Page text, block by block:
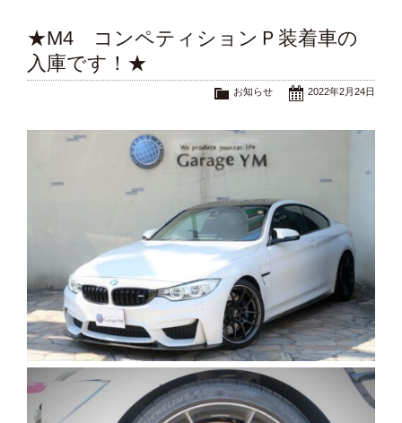
★M4 コンペティションＰ装着車の
入庫です！★
2022年2月24日
お知らせ